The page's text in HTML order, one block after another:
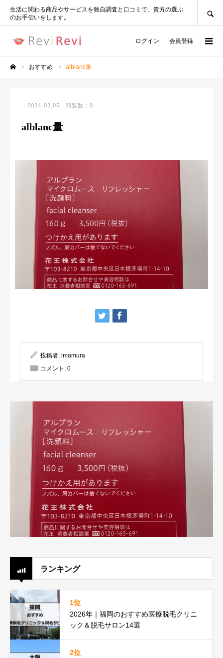
生活に関わる商品やサービスを独自調査と口コミで、貴方の選ぶ
のお手伝いをします。
ログイン 会員登録
おすすめ alblanc量
2024.02.05 閲覧数：0
alblanc量
投稿者: imamura
コメント: 0
ランキング
1位
2026年｜福岡のおすすめ医療脱毛クリニ
ック＆脱毛サロン14選
2位